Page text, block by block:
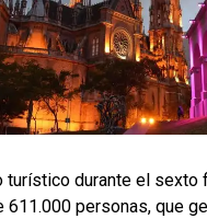
turístico durante el sexto
611.000 personas, que